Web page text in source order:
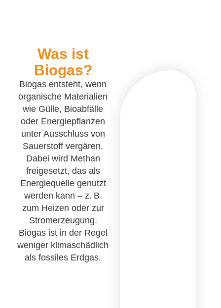
Was ist
Biogas?
Biogas entsteht, wenn
organische Materialien
wie Gülle, Bioabfälle
oder Energiepflanzen
unter Ausschluss von
Sauerstoff vergären.
Dabei wird Methan
freigesetzt, das als
Energiequelle genutzt
werden kann – z. B.
zum Heizen oder zur
Stromerzeugung.
Biogas ist in der Regel
weniger klimaschädlich
als fossiles Erdgas.